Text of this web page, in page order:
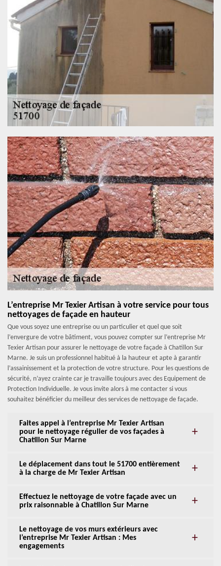
L’entreprise Mr Texier Artisan à votre service pour tous
nettoyages de façade en hauteur
Que vous soyez une entreprise ou un particulier et quel que soit
l’envergure de votre bâtiment, vous pouvez compter sur l’entreprise Mr
Texier Artisan pour assurer le nettoyage de votre façade à Chatillon Sur
Marne. Je suis un professionnel habitué à la hauteur et apte à garantir
l’assainissement et la protection de votre structure. Pour les questions de
sécurité, n’ayez crainte car je travaille toujours avec des Equipement de
Protection Individuelle. Je vous invite alors à me contacter si vous
souhaitez bénéficier du meilleur des services de nettoyage de façade.
Faites appel à l’entreprise Mr Texier Artisan
pour le nettoyage régulier de vos façades à
Chatillon Sur Marne
Le déplacement dans tout le 51700 entièrement
à la charge de Mr Texier Artisan
Effectuez le nettoyage de votre façade avec un
prix raisonnable à Chatillon Sur Marne
Le nettoyage de vos murs extérieurs avec
l’entreprise Mr Texier Artisan : Mes
engagements